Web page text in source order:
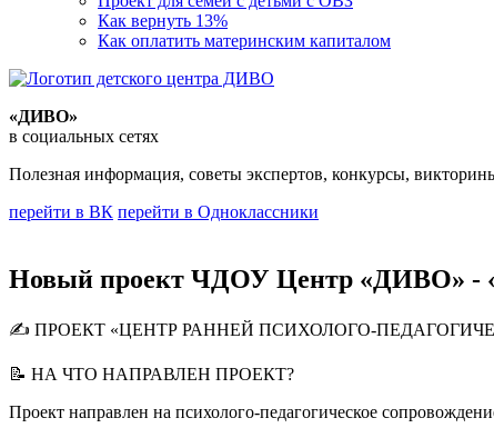
Как вернуть 13%
Как оплатить материнским капиталом
«ДИВО»
в социальных сетях
Полезная информация, советы экспертов, конкурсы,
перейти в ВК перейти в Одноклассники
Новый проект ЧДОУ Центр «ДИВО» -
✍ ПРОЕКТ «ЦЕНТР РАННЕЙ ПСИХОЛОГО-
📝 НА ЧТО НАПРАВЛЕН ПРОЕКТ?
Проект направлен на психолого-педагогическое